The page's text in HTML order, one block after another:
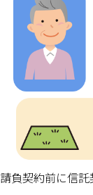
請負契約前に信